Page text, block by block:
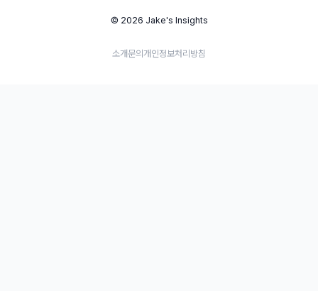
© 2026 Jake's Insights
소개문의 개인정보처리방침